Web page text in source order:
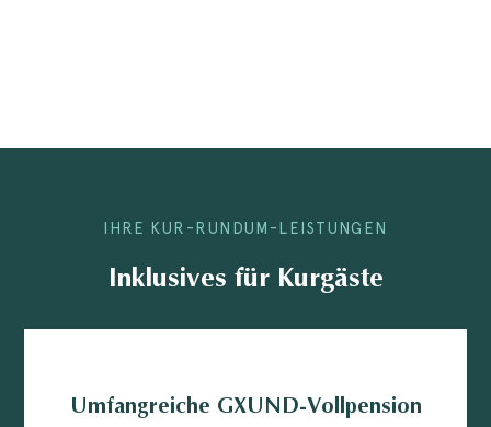
IHRE KUR-RUNDUM-LEISTUNGEN
Inklusives für Kurgäste
Umfangreiche GXUND-Vollpension